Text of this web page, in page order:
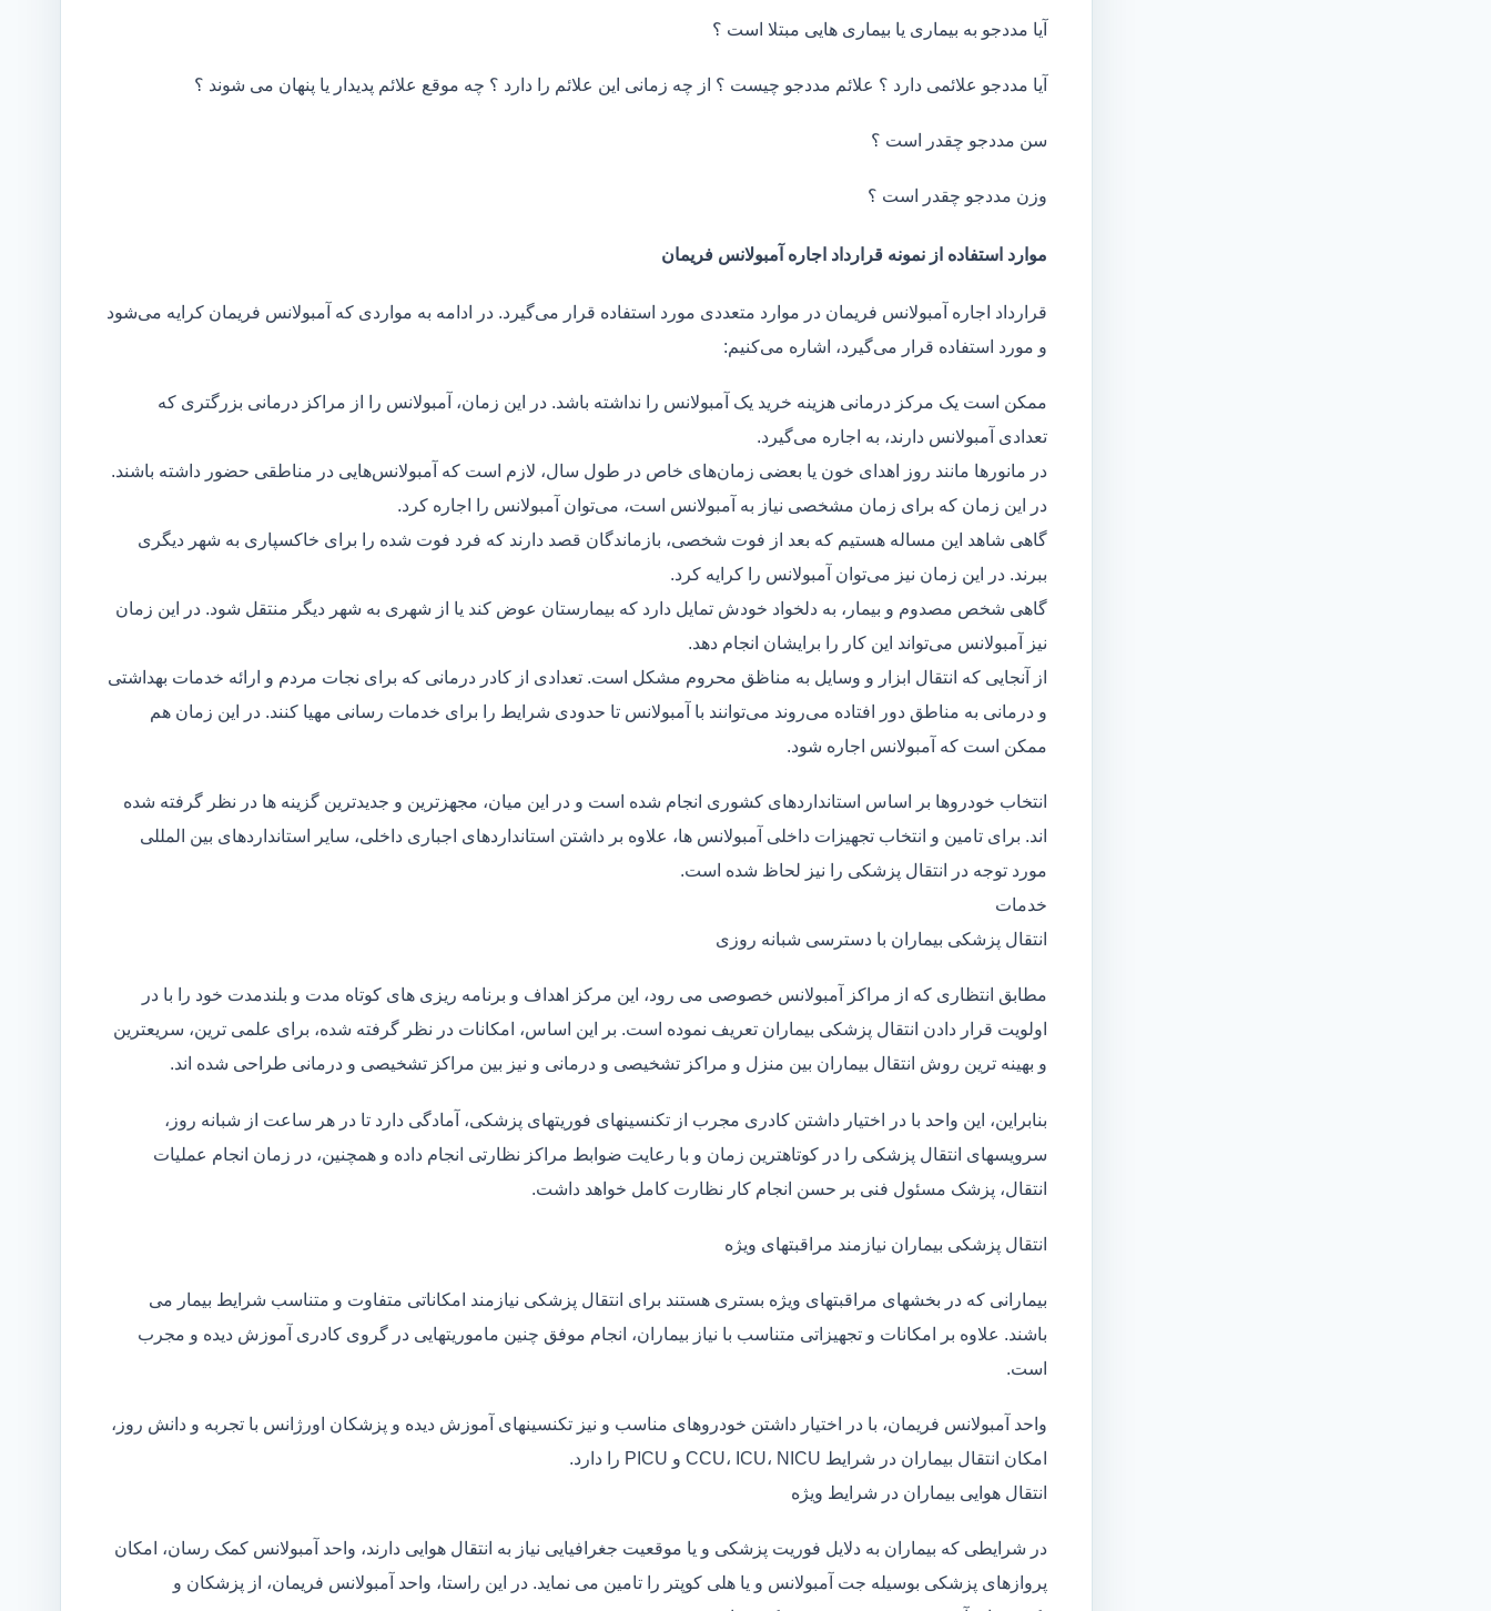
آیا مددجو به بیماری یا بیماری هایی مبتلا است ؟
آیا مددجو علائمی دارد ؟ علائم مددجو چیست ؟ از چه زمانی این علائم را دارد ؟ چه موقع علائم پدیدار یا پنهان می شوند ؟
سن مددجو چقدر است ؟
وزن مددجو چقدر است ؟
موارد استفاده از نمونه قرارداد اجاره آمبولانس فریمان
قرارداد اجاره آمبولانس فریمان در موارد متعددی مورد استفاده قرار می‌گیرد. در ادامه به مواردی که آمبولانس فریمان کرایه می‌شود
و مورد استفاده قرار می‌گیرد، اشاره می‌کنیم:
ممکن است یک مرکز درمانی هزینه خرید یک آمبولانس را نداشته باشد. در این زمان، آمبولانس را از مراکز درمانی بزرگتری که
تعدادی آمبولانس دارند، به اجاره می‌گیرد.
در مانور‌ها مانند روز اهدای خون یا بعضی زمان‌های خاص در طول سال، لازم است که آمبولانس‌هایی در مناطقی حضور داشته باشند.
در این زمان که برای زمان مشخصی نیاز به آمبولانس است، می‌توان آمبولانس را اجاره کرد.
گاهی شاهد این مساله هستیم که بعد از فوت شخصی، بازماندگان قصد دارند که فرد فوت شده را برای خاکسپاری به شهر دیگری
ببرند. در این زمان نیز می‌توان آمبولانس را کرایه کرد.
گاهی شخص مصدوم و بیمار، به دلخواد خودش تمایل دارد که بیمارستان عوض کند یا از شهری به شهر دیگر منتقل شود. در این زمان
نیز آمبولانس می‌تواند این کار را برایشان انجام دهد.
از آنجایی که انتقال ابزار و وسایل به مناظق محروم مشکل است. تعدادی از کادر درمانی که برای نجات مردم و ارائه خدمات بهداشتی
و درمانی به مناطق دور افتاده می‌روند می‌توانند با آمبولانس تا حدودی شرایط را برای خدمات رسانی مهیا کنند. در این زمان هم
ممکن است که آمبولانس اجاره شود.
انتخاب خودروها بر اساس استانداردهای کشوری انجام شده است و در این میان، مجهزترین و جدیدترین گزینه ها در نظر گرفته شده
اند. برای تامین و انتخاب تجهیزات داخلی آمبولانس ها، علاوه بر داشتن استانداردهای اجباری داخلی، سایر استانداردهای بین المللی
مورد توجه در انتقال پزشکی را نیز لحاظ شده است.
خدمات
انتقال پزشکی بیماران با دسترسی شبانه روزی
مطابق انتظاری که از مراکز آمبولانس خصوصی می رود، این مرکز اهداف و برنامه ریزی های کوتاه مدت و بلندمدت خود را با در
اولویت قرار دادن انتقال پزشکی بیماران تعریف نموده است. بر این اساس، امکانات در نظر گرفته شده، برای علمی ترین، سریعترین
و بهینه ترین روش انتقال بیماران بین منزل و مراکز تشخیصی و درمانی و نیز بین مراکز تشخیصی و درمانی طراحی شده اند.
بنابراین، این واحد با در اختیار داشتن کادری مجرب از تکنسینهای فوریتهای پزشکی، آمادگی دارد تا در هر ساعت از شبانه روز،
سرویسهای انتقال پزشکی را در کوتاهترین زمان و با رعایت ضوابط مراکز نظارتی انجام داده و همچنین، در زمان انجام عملیات
انتقال، پزشک مسئول فنی بر حسن انجام کار نظارت کامل خواهد داشت.
انتقال پزشکی بیماران نیازمند مراقبتهای ویژه
بیمارانی که در بخشهای مراقبتهای ویژه بستری هستند برای انتقال پزشکی نیازمند امکاناتی متفاوت و متناسب شرایط بیمار می
باشند. علاوه بر امکانات و تجهیزاتی متناسب با نیاز بیماران، انجام موفق چنین ماموریتهایی در گروی کادری آموزش دیده و مجرب
است.
واحد آمبولانس فریمان، با در اختیار داشتن خودروهای مناسب و نیز تکنسینهای آموزش دیده و پزشکان اورژانس با تجربه و دانش روز،
امکان انتقال بیماران در شرایط CCU، ICU، NICU و PICU را دارد.
انتقال هوایی بیماران در شرایط ویژه
در شرایطی که بیماران به دلایل فوریت پزشکی و یا موقعیت جغرافیایی نیاز به انتقال هوایی دارند، واحد آمبولانس کمک رسان، امکان
پروازهای پزشکی بوسیله جت آمبولانس و یا هلی کوپتر را تامین می نماید. در این راستا، واحد آمبولانس فریمان، از پزشکان و